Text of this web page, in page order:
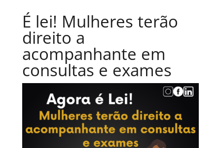
É lei! Mulheres terão
direito a
acompanhante em
consultas e exames